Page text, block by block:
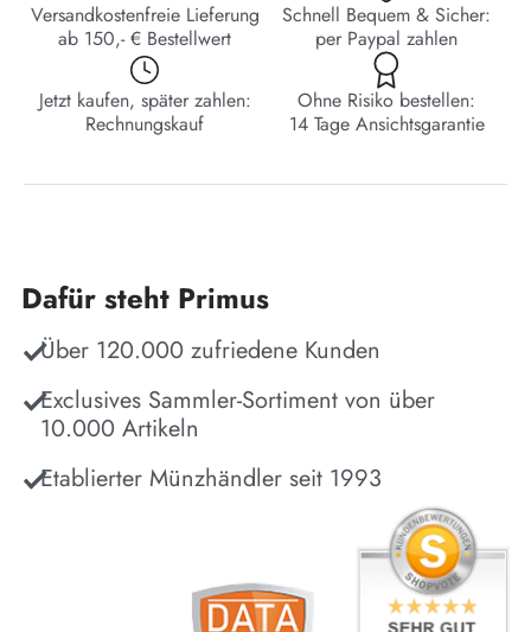
Versandkostenfreie Lieferung
ab 150,- € Bestellwert
Schnell Bequem & Sicher:
per Paypal zahlen
Jetzt kaufen, später zahlen:
Rechnungskauf
Ohne Risiko bestellen:
14 Tage Ansichtsgarantie
Dafür steht Primus
Über 120.000 zufriedene Kunden
Exclusives Sammler-Sortiment von über
10.000 Artikeln
Etablierter Münzhändler seit 1993